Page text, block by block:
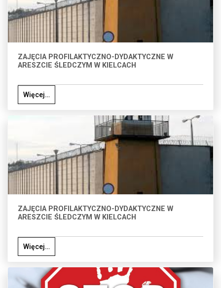
ZAJĘCIA PROFILAKTYCZNO-DYDAKTYCZNE W
ARESZCIE ŚLEDCZYM W KIELCACH
Więcej…
ZAJĘCIA PROFILAKTYCZNO-DYDAKTYCZNE W
ARESZCIE ŚLEDCZYM W KIELCACH
Więcej…